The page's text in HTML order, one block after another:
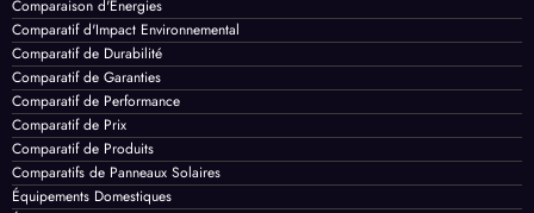
Comparaison d'Énergies
Comparatif d'Impact Environnemental
Comparatif de Durabilité
Comparatif de Garanties
Comparatif de Performance
Comparatif de Prix
Comparatif de Produits
Comparatifs de Panneaux Solaires
Équipements Domestiques